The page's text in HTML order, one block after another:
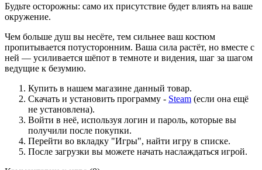
Будьте осторожны: само их присутствие будет влиять на ваше
окружение.
Чем больше душ вы несёте, тем сильнее ваш костюм
пропитывается потусторонним. Ваша сила растёт, но вместе с
ней — усиливается шёпот в темноте и видения, шаг за шагом
ведущие к безумию.
Купить в нашем магазине данный товар.
Скачать и установить программу - Steam (если она ещё
не установлена).
Войти в неё, используя логин и пароль, которые вы
получили после покупки.
Перейти во вкладку "Игры", найти игру в списке.
После загрузки вы можете начать наслаждаться игрой.